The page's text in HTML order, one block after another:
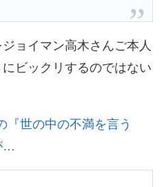
ョイマン高木さんご本人
ビックリするのではない
『世の中の不満を言う
…